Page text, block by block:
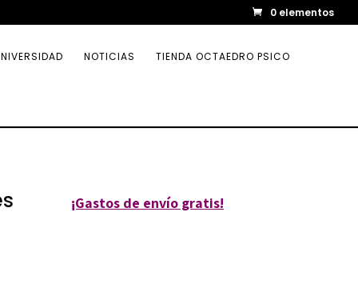
0 elementos
NOTICIAS TIENDA OCTAEDRO PSICO
¡Gastos de envío gratis!